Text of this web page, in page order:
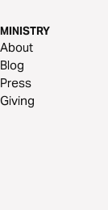
MINISTRY
About
Blog
Press
Giving